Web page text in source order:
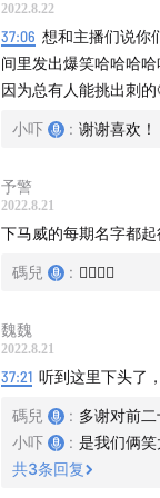
2022.8.22
37:06 想和主播们说你
间里发出爆笑哈哈哈
因为总有人能挑出刺的
小吓 : 谢谢喜欢！
予警
2022.8.21
下马威的每期名字都
碼兒 : ❤️‍🔥❤️‍🔥
魏魏
2022.8.21
37:21 听到这里下头了
碼兒 : 多谢对前
小吓
: 是我们俩
共3条回复